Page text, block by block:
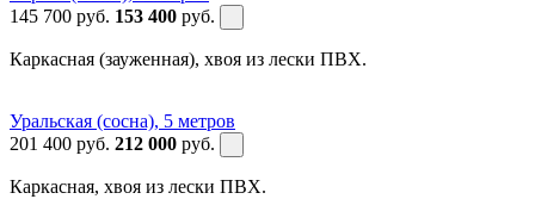
145 700 руб. 153 400 руб.
Каркасная (зауженная), хвоя из лески ПВХ.
Уральская (сосна), 5 метров
201 400 руб. 212 000 руб.
Каркасная, хвоя из лески ПВХ.